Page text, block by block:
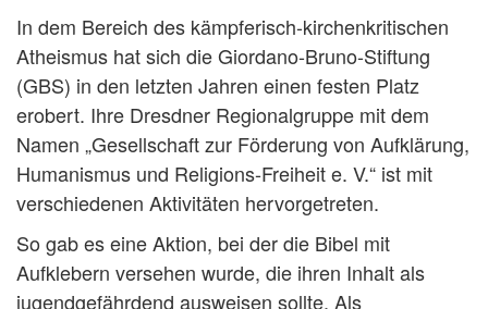
In dem Bereich des kämpferisch-kirchenkritischen
Atheismus hat sich die Giordano-Bruno-Stiftung
(GBS) in den letzten Jahren einen festen Platz
erobert. Ihre Dresdner Regionalgruppe mit dem
Namen „Gesellschaft zur Förderung von Aufklärung,
Humanismus und Religions-Freiheit e. V.“ ist mit
verschiedenen Aktivitäten hervorgetreten.
So gab es eine Aktion, bei der die Bibel mit
Aufklebern versehen wurde, die ihren Inhalt als
jugendgefährdend ausweisen sollte. Als